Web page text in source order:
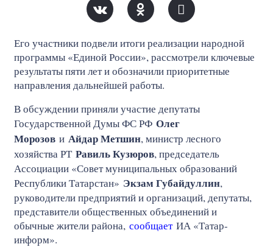
Его участники подвели итоги реализации народной
программы «Единой России», рассмотрели ключевые
результаты пяти лет и обозначили приоритетные
направления дальнейшей работы.
В обсуждении приняли участие депутаты
Государственной Думы ФС РФ Олег
Морозов и Айдар Метшин, министр лесного
хозяйства РТ Равиль Кузюров, председатель
Ассоциации «Совет муниципальных образований
Республики Татарстан» Экзам Губайдуллин,
руководители предприятий и организаций, депутаты,
представители общественных объединений и
обычные жители района, сообщаетИА «Татар-
информ».